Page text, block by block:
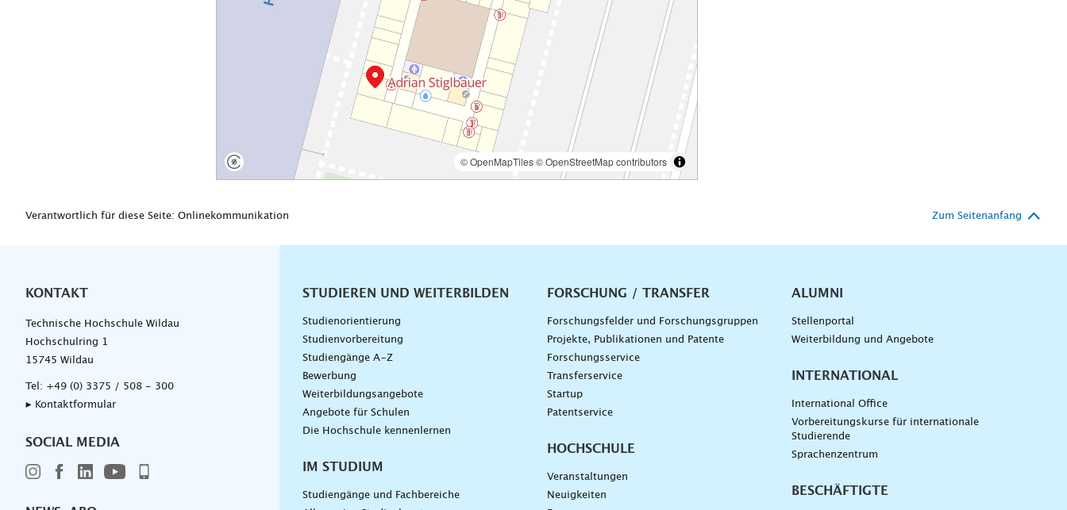
Verantwortlich für diese Seite: Onlinekommunikation Zum Seitenanfang
KONTAKT
Technische Hochschule Wildau
Hochschulring 1
15745 Wildau
Tel: +49 (0) 3375 / 508 - 300
▸ Kontaktformular
SOCIAL MEDIA
Unternavigation
STUDIEREN UND WEITERBILDEN
Studienorientierung
Studienvorbereitung
Studiengänge A–Z
Bewerbung
Weiterbildungsangebote
Angebote für Schulen
Die Hochschule kennenlernen
IM STUDIUM
Studiengänge und Fachbereiche
FORSCHUNG / TRANSFER
Forschungsfelder und Forschungsgruppen
Projekte, Publikationen und Patente
Forschungsservice
Transferservice
Startup
Patentservice
HOCHSCHULE
Veranstaltungen
Neuigkeiten
ALUMNI
Stellenportal
Weiterbildung und Angebote
INTERNATIONAL
International Office
Vorbereitungskurse für internationale
Studierende
Sprachenzentrum
BESCHÄFTIGTE